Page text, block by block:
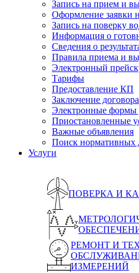
Запись на прием и
Оформление заявки
Запись на поверку
Информация о
Сведения о
Правила приема и
Электронный
Тарифы
Предоставление КП
Заключение договора
Электронные формы
Приостановленные
Важные объявления
Поиск нормативных
Услуги
ПОВЕРКА И
РЕМОНТ И
ИЗМЕРЕНИЙ